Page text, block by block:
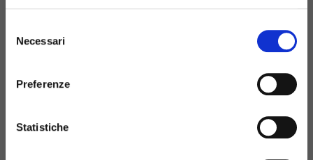
delNecessari
Preferenze
Statistiche
CONTACT US
+39 081 506 2506